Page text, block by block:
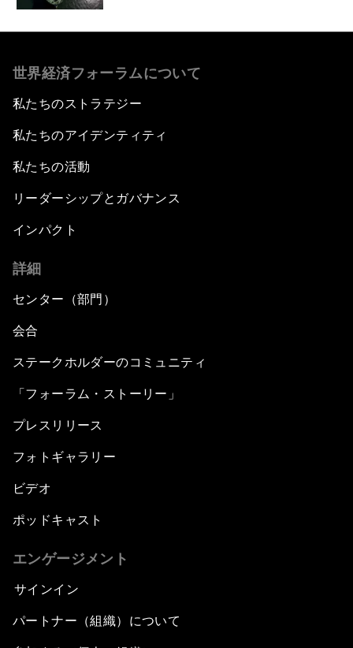
世界経済フォーラムについて
私たちのストラテジー
私たちのアイデンティティ
私たちの活動
リーダーシップとガバナンス
インパクト
詳細
センター（部門）
会合
ステークホルダーのコミュニティ
「フォーラム・ストーリー」
プレスリリース
フォトギャラリー
ビデオ
ポッドキャスト
エンゲージメント
サインイン
パートナー（組織）について